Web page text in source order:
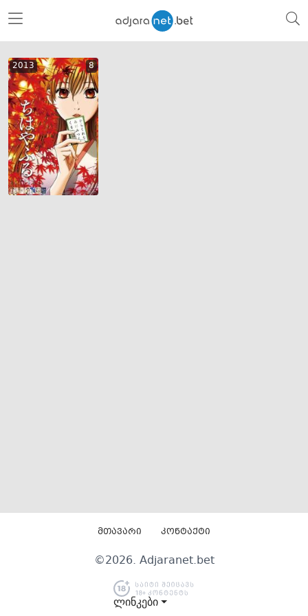
2013 8
მთავარი კონტაქტი
ლინკები ⏷
©2026. Adjaranet.bet